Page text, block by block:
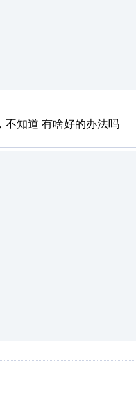
不知道 有啥好的办法吗